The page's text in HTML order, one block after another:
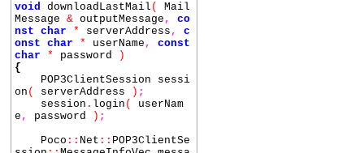
void downloadLastMail (
Mail
Message & outputMessage ,
co
nst char * serverAddress ,
c
onst char * userName ,
const
char
* password
)
{
POP3ClientSession sessi
on ( serverAddress ) ;
session . login (
userNam
e , password ) ;
Poco :: Net :: POP3ClientSe